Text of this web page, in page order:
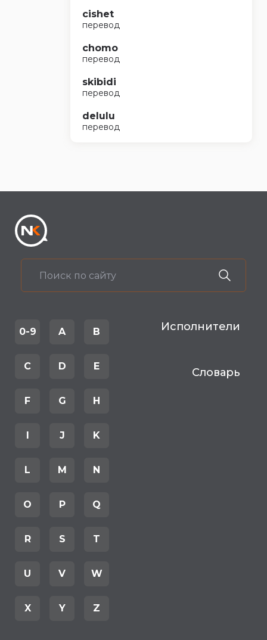
cishet
перевод
chomo
перевод
skibidi
перевод
delulu
перевод
0-9 A B
C D E
F G H
I J K
L M N
O P Q
R S T
U V W
X Y Z
Исполнители
Словарь